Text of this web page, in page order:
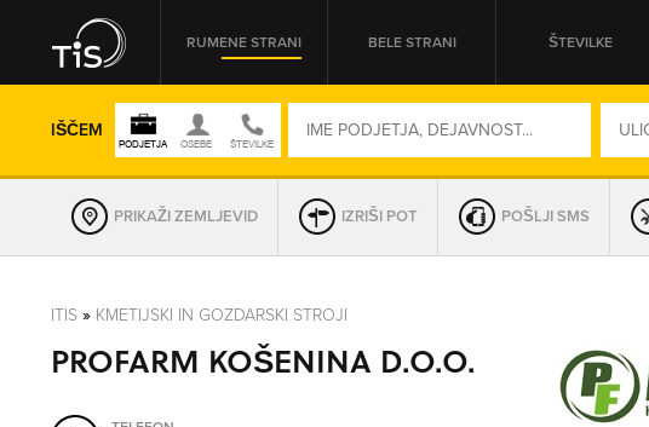
RUMENE STRANI BELE STRANI ŠTEVILKE
IŠČEM
REGIJA
OMREŽNA ŠT.
PRIKAŽI ZEMLJEVID IZRIŠI POT POŠLJI SMS
ITIS » KMETIJSKI IN GOZDARSKI STROJI
PROFARM KOŠENINA D.O.O.